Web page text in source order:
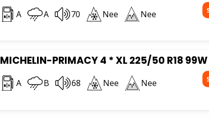
A A 70 Nee Nee
MICHELIN-PRIMACY 4 * XL 225/50 R18 99W
A B 68 Nee Nee